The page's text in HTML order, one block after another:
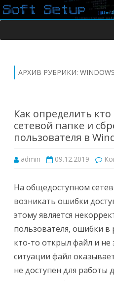
АРХИВ РУБРИКИ: WINDOWS
Как определить
сетевой папке и
пользователя в
admin 09.12.2019
На общедоступном
возникать ошибки
этому является
пользователя, ошибки в
кто-то открыл файл и не
ситуации файл
не доступен для работы